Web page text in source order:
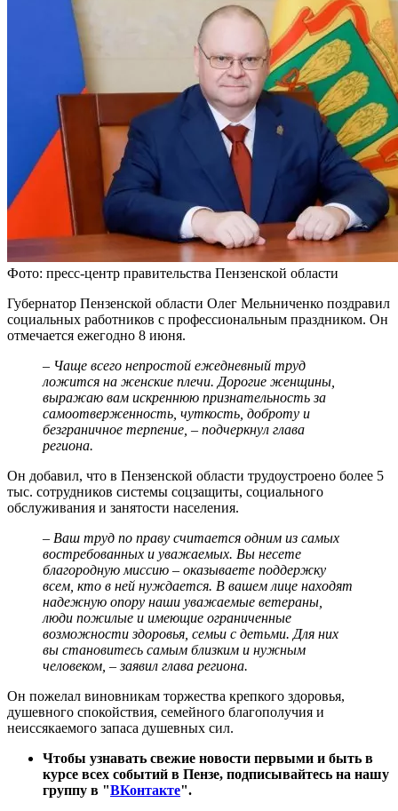
Фото: пресс-центр правительства Пензенской области
Губернатор Пензенской области Олег Мельниченко поздравил
социальных работников с профессиональным праздником. Он
отмечается ежегодно 8 июня.
– Чаще всего непростой ежедневный труд
ложится на женские плечи. Дорогие женщины,
выражаю вам искреннюю признательность за
самоотверженность, чуткость, доброту и
безграничное терпение, – подчеркнул глава
региона.
Он добавил, что в Пензенской области трудоустроено более 5
тыс. сотрудников системы соцзащиты, социального
обслуживания и занятости населения.
– Ваш труд по праву считается одним из самых
востребованных и уважаемых. Вы несете
благородную миссию – оказываете поддержку
всем, кто в ней нуждается. В вашем лице находят
надежную опору наши уважаемые ветераны,
люди пожилые и имеющие ограниченные
возможности здоровья, семьи с детьми. Для них
вы становитесь самым близким и нужным
человеком, – заявил глава региона.
Он пожелал виновникам торжества крепкого здоровья,
душевного спокойствия, семейного благополучия и
неиссякаемого запаса душевных сил.
Чтобы узнавать свежие новости первыми и быть в
курсе всех событий в Пензе, подписывайтесь на нашу
группу в "ВКонтакте".